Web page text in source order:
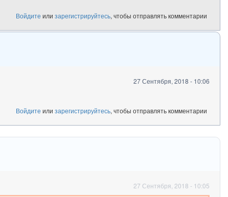
Войдите или зарегистрируйтесь, чтобы отправлять комментарии
27 Сентября, 2018 - 10:06
Войдите или зарегистрируйтесь, чтобы отправлять комментарии
27 Сентября, 2018 - 10:05